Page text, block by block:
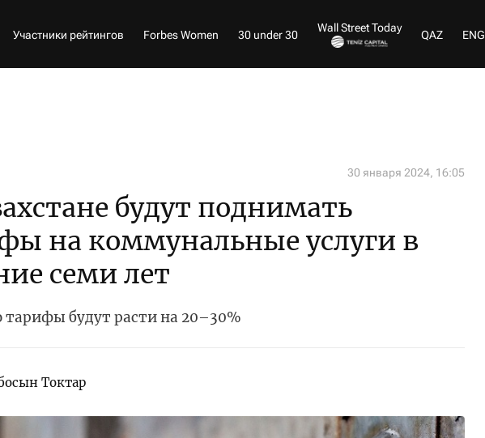
Участники рейтингов Forbes Women 30 under 30
Wall Street Today
QAZ ENG
30 января 2024, 16:05
будут поднимать
на коммунальные услуги в
семи лет
тарифы будут расти на 20–30%
Токтар